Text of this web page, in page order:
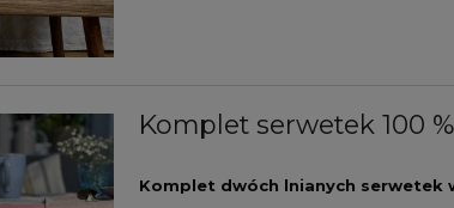
Komplet serwetek 100
Komplet dwóch lnianych serwetek